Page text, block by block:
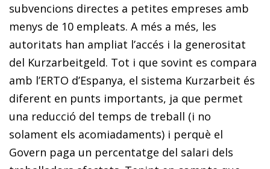
subvencions directes a petites empreses amb
menys de 10 empleats. A més a més, les
autoritats han ampliat l’accés i la generositat
del Kurzarbeitgeld. Tot i que sovint es compara
amb l’ERTO d’Espanya, el sistema Kurzarbeit és
diferent en punts importants, ja que permet
una reducció del temps de treball (i no
solament els acomiadaments) i perquè el
Govern paga un percentatge del salari dels